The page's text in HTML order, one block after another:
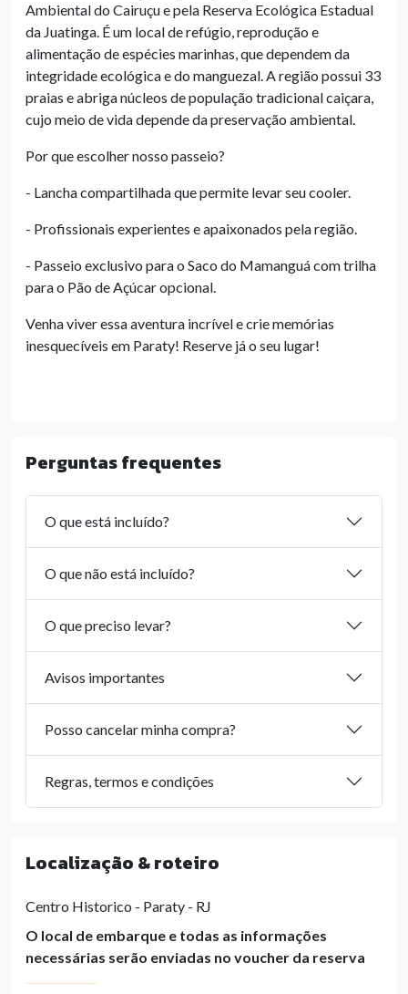
Ambiental do Cairuçu e pela Reserva Ecológica Estadual
da Juatinga. É um local de refúgio, reprodução e
alimentação de espécies marinhas, que dependem da
integridade ecológica e do manguezal. A região possui 33
praias e abriga núcleos de população tradicional caiçara,
cujo meio de vida depende da preservação ambiental.
Por que escolher nosso passeio?
- Lancha compartilhada que permite levar seu cooler.
- Profissionais experientes e apaixonados pela região.
- Passeio exclusivo para o Saco do Mamanguá com trilha
para o Pão de Açúcar opcional.
Venha viver essa aventura incrível e crie memórias
inesquecíveis em Paraty! Reserve já o seu lugar!
Perguntas frequentes
O que está incluído?
O que não está incluído?
O que preciso levar?
Avisos importantes
Posso cancelar minha compra?
Regras, termos e condições
Localização & roteiro
Centro Historico - Paraty - RJ
O local de embarque e todas as informações
necessárias serão enviadas no voucher da reserva